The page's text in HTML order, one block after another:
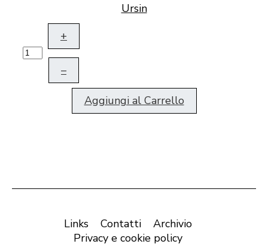
Ursin
+
–
Aggiungi al Carrello
Links Contatti
Archivio
Privacy e cookie policy